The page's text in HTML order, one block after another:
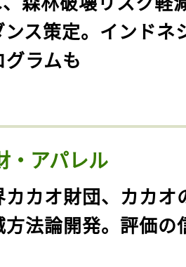
ス策定。インドネ
ラムも
・アパレル
カカオ財団、カカオ
法論開発。評価の